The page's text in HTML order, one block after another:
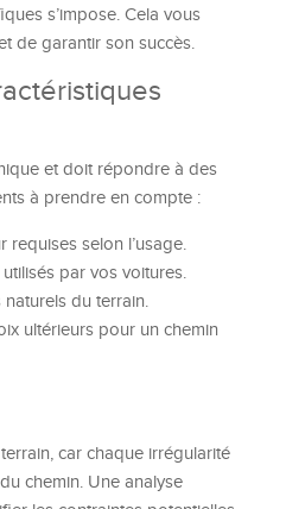
s’impose. Cela vous
de garantir son succès.
et doit répondre à des
à prendre en compte :
requises selon l’usage.
par vos voitures.
naturels du terrain.
ultérieurs pour un chemin
car chaque irrégularité
chemin. Une analyse